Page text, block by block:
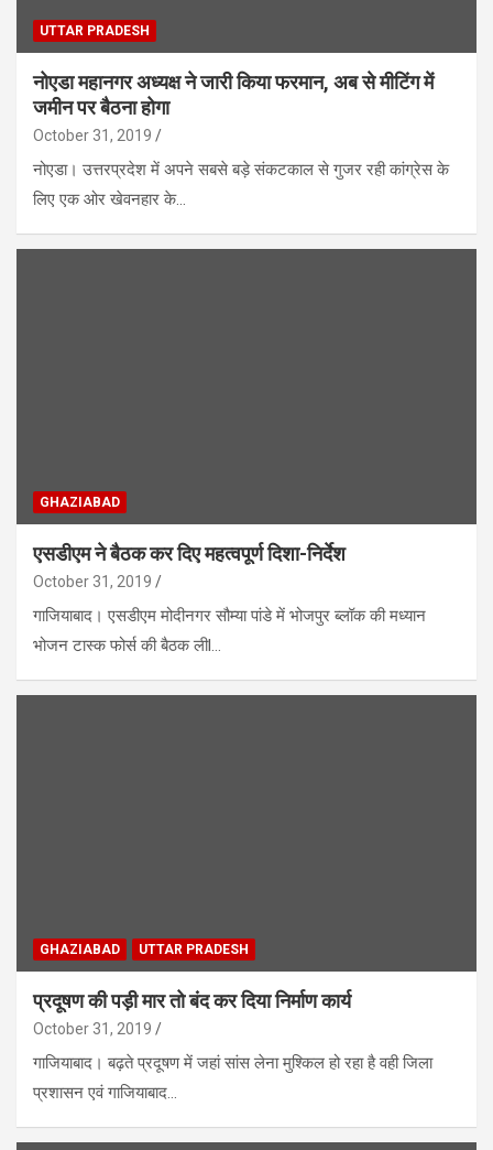
UTTAR PRADESH
नोएडा महानगर अध्यक्ष ने जारी किया फरमान, अब से मीटिंग में
जमीन पर बैठना होगा
October 31, 2019
नोएडा। उत्तरप्रदेश में अपने सबसे बड़े संकटकाल से गुजर रही कांग्रेस के
लिए एक ओर खेवनहार के…
GHAZIABAD
एसडीएम ने बैठक कर दिए महत्वपूर्ण दिशा-निर्देश
October 31, 2019
गाजियाबाद। एसडीएम मोदीनगर सौम्या पांडे में भोजपुर ब्लॉक की मध्यान
भोजन टास्क फोर्स की बैठक लीl…
GHAZIABAD UTTAR PRADESH
प्रदूषण की पड़ी मार तो बंद कर दिया निर्माण कार्य
October 31, 2019
गाजियाबाद। बढ़ते प्रदूषण में जहां सांस लेना मुश्किल हो रहा है वही जिला
प्रशासन एवं गाजियाबाद…